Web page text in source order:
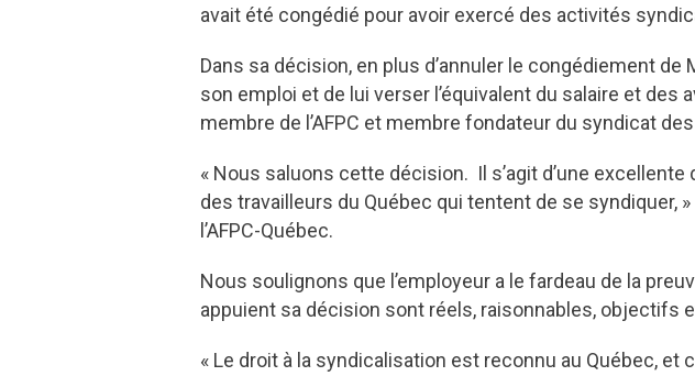
avait été congédié pour avoir exercé des activités
Dans sa décision, en plus d’annuler le congédiement de
son emploi et de lui verser l’équivalent du salaire et
membre de l’AFPC et membre fondateur du syndicat
« Nous saluons cette décision. Il s’agit d’une
des travailleurs du Québec qui tentent de se syndiquer,
l’AFPC-Québec.
Nous soulignons que l’employeur a le fardeau de la
appuient sa décision sont réels, raisonnables, objectifs
« Le droit à la syndicalisation est reconnu au Québec,